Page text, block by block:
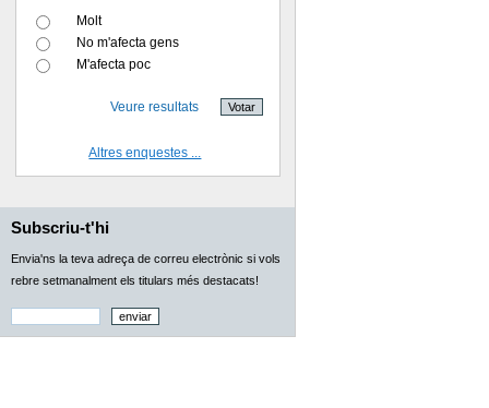
Molt
No m'afecta gens
M'afecta poc
Veure resultats
Altres enquestes ...
Subscriu-t'hi
Envia'ns la teva adreça de correu electrònic si vols
rebre setmanalment els titulars més destacats!